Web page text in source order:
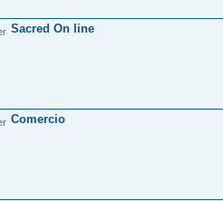
Sacred On line
Comercio